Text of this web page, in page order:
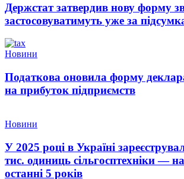
Держстат затвердив нову форму
застосовуватимуть уже за
Новини
Податкова оновила форму
на прибуток підприємств
Новини
У 2025 році в Україні
тис. одиниць сільгосптехніки —
останні 5 років